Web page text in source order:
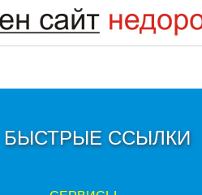
БЫСТРЫЕ ССЫЛКИ